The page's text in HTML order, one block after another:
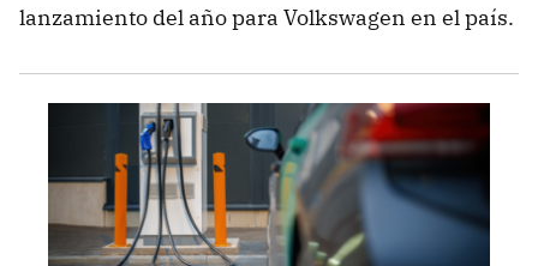
lanzamiento del año para Volkswagen en el país.